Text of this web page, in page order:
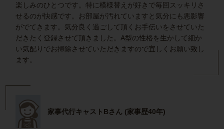
楽しみのひとつです。特に模様替えが好きで毎回スッキリさ
せるのが快感です。お部屋が汚れていますと気分にも悪影響
がでてきます。気分良く過ごして頂くお手伝いをさせていた
だきたく登録させて頂きました。A型の性格を生かして細か
い気配りでお掃除させていただきますので宜しくお願い致し
ます。
家事代行キャストBさん (家事歴40年)